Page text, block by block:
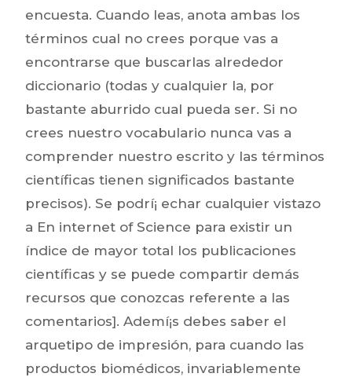
encuesta. Cuando leas, anota ambas los
términos cual no crees porque vas a
encontrarse que buscarlas alrededor
diccionario (todas y cualquier la, por
bastante aburrido cual pueda ser. Si no
crees nuestro vocabulario nunca vas a
comprender nuestro escrito y las términos
científicas tienen significados bastante
precisos). Se podrí¡ echar cualquier vistazo
a En internet of Science para existir un
índice de mayor total los publicaciones
científicas y se puede compartir demás
recursos que conozcas referente a las
comentarios]. Ademí¡s debes saber el
arquetipo de impresión, para cuando las
productos biomédicos, invariablemente